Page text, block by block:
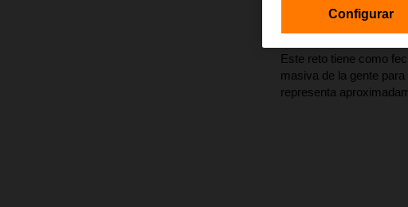
Este reto tiene como
masiva de la gente
representa
Configurar